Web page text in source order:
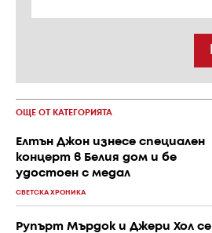
ОЩЕ ОТ КАТЕГОРИЯТА
Елтън Джон изнесе специален
концерт в Белия дом и бе
удостоен с медал
СВЕТСКА ХРОНИКА
Рупърт Мърдок и Джери Хол се